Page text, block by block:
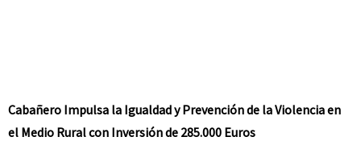
Cabañero Impulsa la Igualdad y Prevención de la Violencia en
el Medio Rural con Inversión de 285.000 Euros